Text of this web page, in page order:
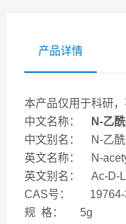
产品详情
本产品仅用于科研
中文名称：
N-乙
中文别名： N-乙酰
英文名称： N-
英文别名： Ac-D-
CAS号： 19764-
规 格： 5g